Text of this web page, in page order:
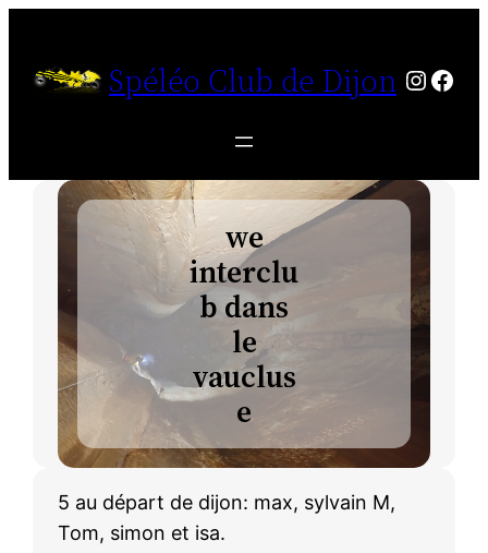
contenu
Spéléo Club de Dijon
we
interclu
b dans
le
vauclus
e
5 au départ de dijon: max, sylvain M,
Tom, simon et isa.